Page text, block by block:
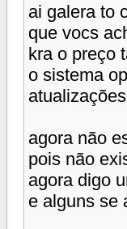
ai galera to
que vocs
kra o preço
o sistema
agora não
pois não
agora digo
e alguns se